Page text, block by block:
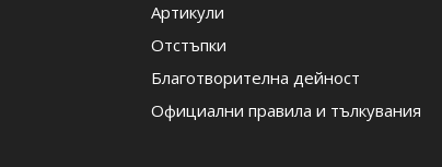
Артикули
Отстъпки
Благотворителна дейност
Официални правила и тълкувания